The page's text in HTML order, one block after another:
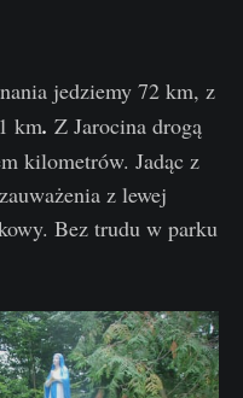
jedziemy 72 km, z
km. Z Jarocina drogą
kilometrów. Jadąc z
z lewej
Bez trudu w parku